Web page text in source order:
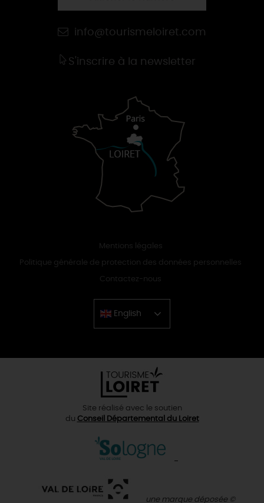
info@tourismeloiret.com
S'inscrire à la newsletter
Mentions légales
Politique générale de protection des données personnelles
Contactez-nous
English
Chinese
Site réalisé avec le soutien
du Conseil Départemental du Loiret
une marque déposée ©